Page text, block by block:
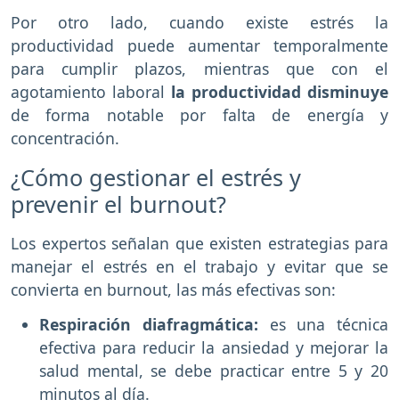
Por otro lado, cuando existe estrés la
productividad puede aumentar temporalmente
para cumplir plazos, mientras que con el
agotamiento laboral la productividad disminuye
de forma notable por falta de energía y
concentración.
¿Cómo gestionar el estrés y
prevenir el burnout?
Los expertos señalan que existen estrategias para
manejar el estrés en el trabajo y evitar que se
convierta en burnout, las más efectivas son:
Respiración diafragmática: es una técnica
efectiva para reducir la ansiedad y mejorar la
salud mental, se debe practicar entre 5 y 20
minutos al día.